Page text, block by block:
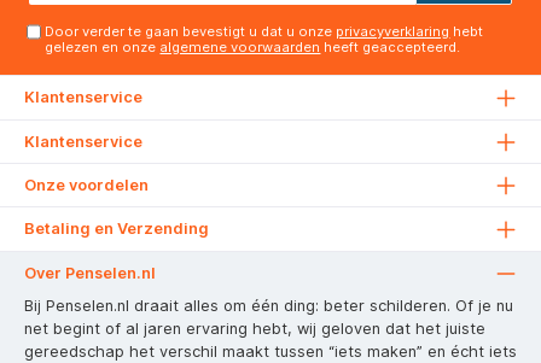
Door verder te gaan bevestigt u dat u onze privacyverklaring hebt
gelezen en onze algemene voorwaarden heeft geaccepteerd.
Klantenservice
Klantenservice
Onze voordelen
Betaling en Verzending
Over Penselen.nl
Bij Penselen.nl draait alles om één ding: beter schilderen. Of je nu
net begint of al jaren ervaring hebt, wij geloven dat het juiste
gereedschap het verschil maakt tussen “iets maken” en écht iets